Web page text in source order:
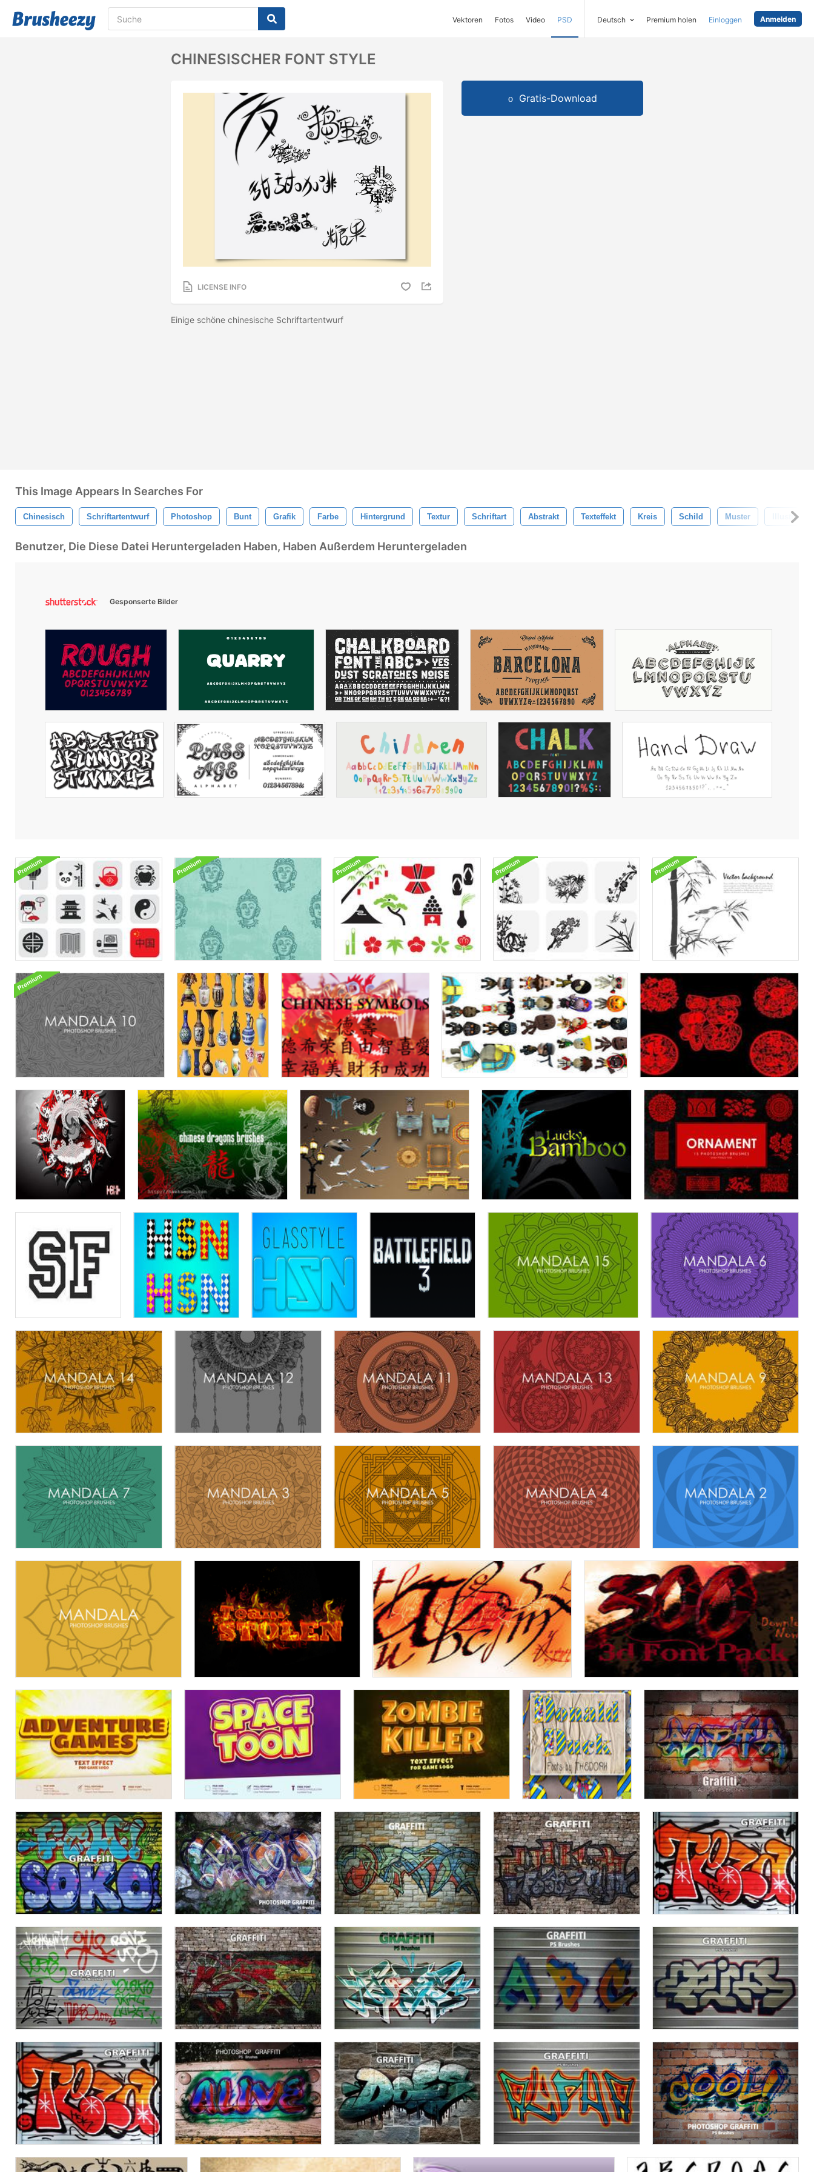
Vektoren Fotos Video PSD Deutsch Premium holen Einloggen Anmelden
CHINESISCHER FONT STYLE
LICENSE INFO
Einige schöne chinesische Schriftartentwurf
Gratis-Download
This Image Appears In Searches For
Chinesisch Schriftartentwurf Photoshop Bunt Grafik Farbe Hintergrund Textur Schriftart Abstrakt Texteffekt Kreis Schild Muster Illustration
Benutzer, Die Diese Datei Heruntergeladen Haben, Haben Außerdem Heruntergeladen
Gesponserte Bilder